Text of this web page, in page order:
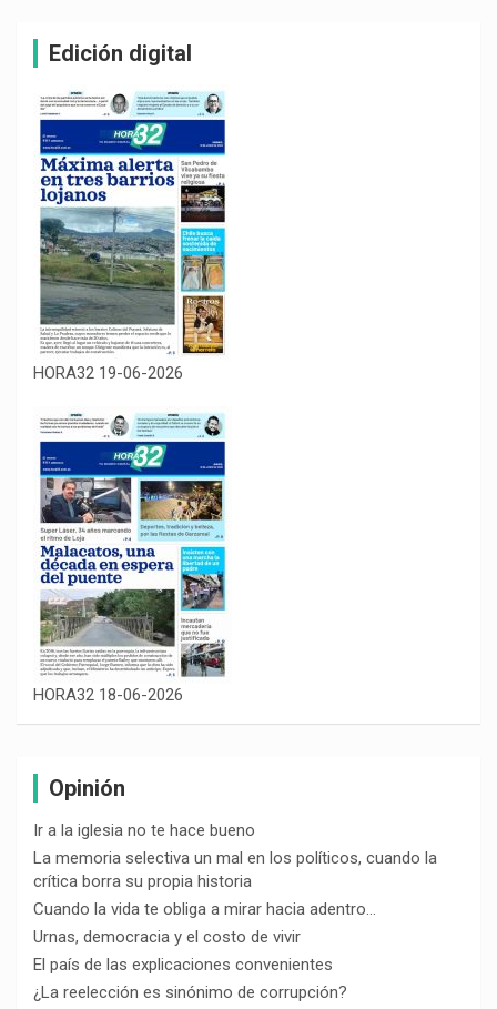
Edición digital
HORA32 19-06-2026
HORA32 18-06-2026
Opinión
Ir a la iglesia no te hace bueno
La memoria selectiva un mal en los políticos, cuando la
crítica borra su propia historia
Cuando la vida te obliga a mirar hacia adentro…
Urnas, democracia y el costo de vivir
El país de las explicaciones convenientes
¿La reelección es sinónimo de corrupción?